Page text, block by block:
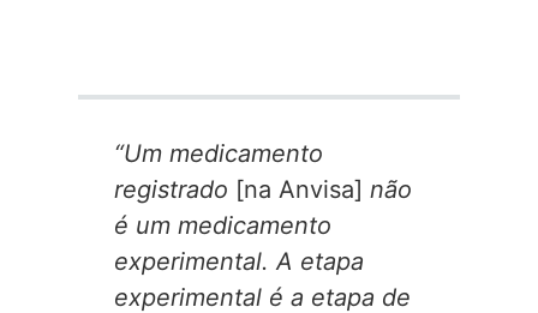
“Um medicamento
registrado [na Anvisa] não
é um medicamento
experimental. A etapa
experimental é a etapa de